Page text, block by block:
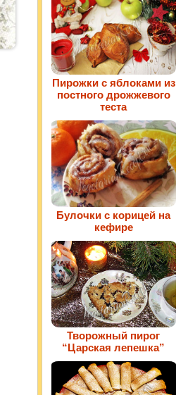
Пирожки с яблоками из
постного дрожжевого
теста
Булочки с корицей на
кефире
Творожный пирог
“Царская лепешка”